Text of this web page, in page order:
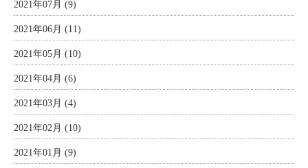
2021年07月 (9)
2021年06月 (11)
2021年05月 (10)
2021年04月 (6)
2021年03月 (4)
2021年02月 (10)
2021年01月 (9)